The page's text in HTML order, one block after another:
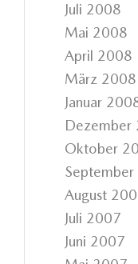
Juli 2008
Mai 2008
April 2008
März 2008
Januar
Dezember
Oktober
August
Juli 2007
Juni 2007